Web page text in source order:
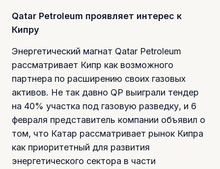
Qatar Petroleum проявляет интерес к
Кипру
Энергетический магнат Qatar Petroleum
рассматривает Кипр как возможного
партнера по расширению своих газовых
активов. Не так давно QP выиграли тендер
на 40% участка под газовую разведку, и 6
февраля представитель компании объявил о
том, что Катар рассматривает рынок Кипра
как приоритетный для развития
энергетического сектора в части